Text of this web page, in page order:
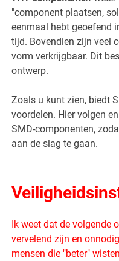
"component plaatsen,
eenmaal hebt geoefend
tijd. Bovendien zijn veel
vorm verkrijgbaar. Dit
ontwerp.
Zoals u kunt zien, biedt
voordelen. Hier volgen
SMD-componenten,
aan de slag te gaan.
Ik weet dat de volgende
vervelend zijn en
mensen die "beter"